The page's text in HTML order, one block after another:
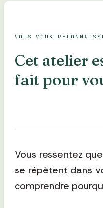
VOUS VOUS
Cet atelier
fait pour
Vous ressentez
se répètent dans
comprendre